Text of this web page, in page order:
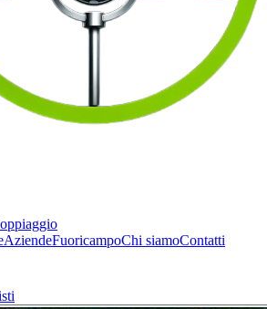
AziendeFuoricampoChi siamoContatti